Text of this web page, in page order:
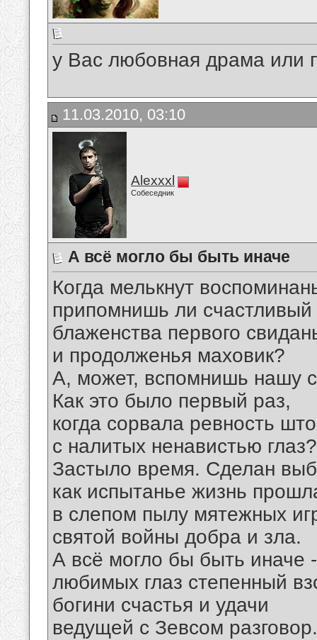
у Вас любовная драма или
11.03.2010, 03:10
Alexxxl
Собеседник
А всё могло бы быть иначе
Когда мелькнут
припомнишь ли счастливый
блаженства первого
и продолженья маховик?
А, может, вспомнишь нашу
Как это было первый раз,
когда сорвала ревность
с налитых ненавистью глаз?
Застыло время. Сделан
как испытанье жизнь
в слепом пылу мятежных
святой войны добра и зла.
А всё могло бы быть иначе -
любимых глаз степенный
богини счастья и удачи
ведущей с Зевсом разговор.